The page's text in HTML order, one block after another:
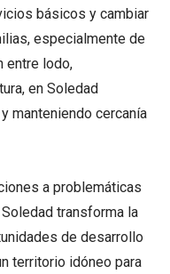
básicos y cambiar
especialmente de
entre lodo,
en Soledad
manteniendo cercanía
a problemáticas
transforma la
de desarrollo
territorio idóneo para